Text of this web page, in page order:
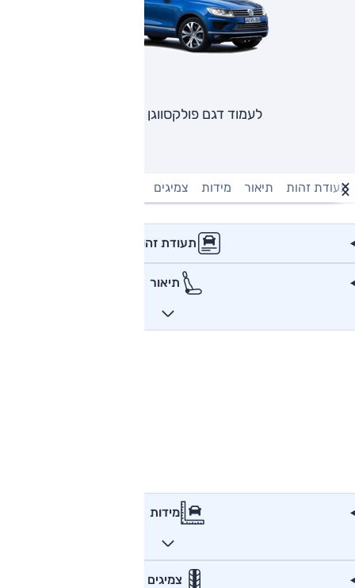
לעמוד דגם פולקסווגן טוארג
תעודת זהות תיאור מידות צמיגים
תעודת זהות
תיאור
מידות
צמיגים